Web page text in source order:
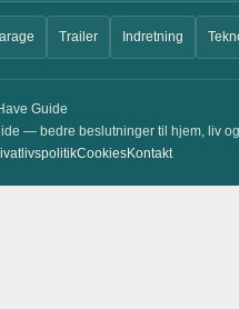
Trailer Indretning
Guide
— bedre beslutninger til hjem, liv
CookiesKontakt